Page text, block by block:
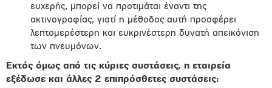
ευχερής, μπορεί να προτιμάται έναντι της
ακτινογραφίας, γιατί η μέθοδος αυτή προσφέρει
λεπτομερέστερη και ευκρινέστερη δυνατή απεικόνιση
των πνευμόνων.
Εκτός όμως από τις κύριες συστάσεις, η εταιρεία
εξέδωσε και άλλες 2 επιπρόσθετες συστάσεις: